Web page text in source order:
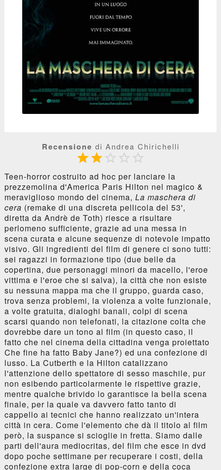
Recensione di Andrea Chirichelli
   
Teen-horror costruito ad hoc per lanciare la
prezzemolina d'America Paris Hilton nel magico &
meraviglioso mondo del cinema, La maschera di
cera (remake di una discreta pellicola del 53',
diretta da Andrè de Toth) riesce a risultare
perlomeno sufficiente, grazie ad una messa in
scena curata e alcune sequenze di notevole impatto
visivo. Gli ingredienti del film di genere ci sono tutti:
sei ragazzi in formazione tipo (due belle da
copertina, due personaggi minori da macello, l'eroe
vittima e l'eroe che si salva), la città che non esiste
su nessuna mappa ma che il gruppo, guarda caso,
trova senza problemi, la violenza a volte funzionale,
a volte gratuita, dialoghi banali, colpi di scena
scarsi quando non telefonati, la citazione colta che
dovrebbe dare un tono al film (in questo caso, il
fatto che nel cinema della cittadina venga proiettato
Che fine ha fatto Baby Jane?) ed una confezione di
lusso. La Cutberth e la Hilton catalizzano
l'attenzione dello spettatore di sesso maschile, pur
non esibendo particolarmente le rispettive grazie,
mentre qualche brivido lo garantisce la bella scena
finale, per la quale va davvero fatto tanto di
cappello ai tecnici che hanno realizzato un'intera
città in cera. Come l'elemento che dà il titolo al film
però, la suspance si scioglie in fretta. Siamo dalle
parti dell'aura mediocritas, del film che esce in dvd
dopo poche settimane per recuperare i costi, della
confezione extra large di pop-corn e della coca